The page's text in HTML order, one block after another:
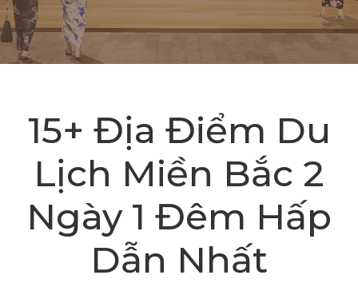
15+ Địa Điểm Du
Lịch Miền Bắc 2
Ngày 1 Đêm Hấp
Dẫn Nhất